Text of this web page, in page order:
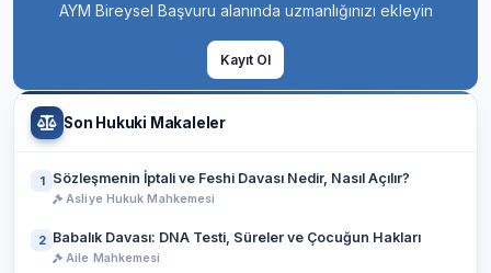
AYM Bireysel Başvuru alanında uzmanlığınızı ekleyin
Kayıt Ol
Son Hukuki Makaleler
1 Sözleşmenin İptali ve Feshi Davası Nedir, Nasıl Açılır?
Asliye Hukuk Mahkemesi
2 Babalık Davası: DNA Testi, Süreler ve Çocuğun Hakları
Aile Mahkemesi